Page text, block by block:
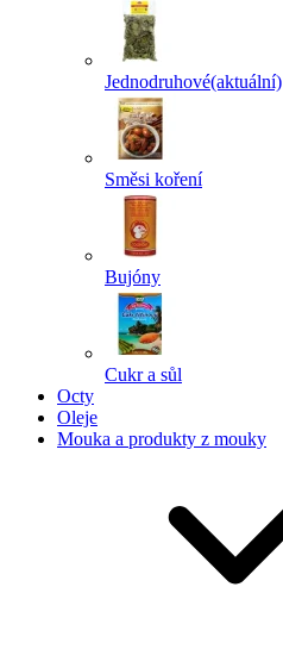
Jednodruhové(aktuální)
Směsi koření
Bujóny
Cukr a sůl
Octy
Oleje
Mouka a produkty z mouky